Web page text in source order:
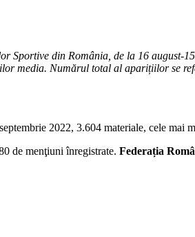
Sportive din România, de la 16 august-
media. Numărul total al aparițiilor se
2022, 3.604 materiale, cele mai
de menţiuni înregistrate. Federația